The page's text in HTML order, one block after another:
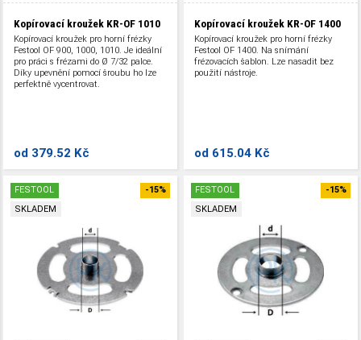
Kopírovací kroužek KR-OF 1010
Kopírovací kroužek pro horní frézky
Festool OF 900, 1000, 1010. Je ideální
pro práci s frézami do Ø 7/32 palce.
Díky upevnění pomocí šroubu ho lze
perfektně vycentrovat.
od 379.52 Kč
Kopírovací kroužek KR-OF 1400
Kopírovací kroužek pro horní frézky
Festool OF 1400. Na snímání
frézovacích šablon. Lze nasadit bez
použití nástroje.
od 615.04 Kč
FESTOOL
SKLADEM
-15%
FESTOOL
SKLADEM
-15%